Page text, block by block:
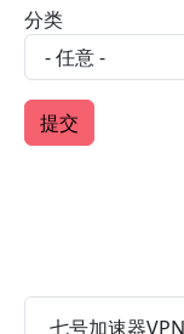
分类
七号加速器